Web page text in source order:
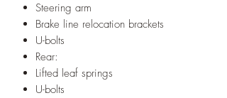
Steering arm
Brake line relocation brackets
U-bolts
Rear:
Lifted leaf springs
U-bolts